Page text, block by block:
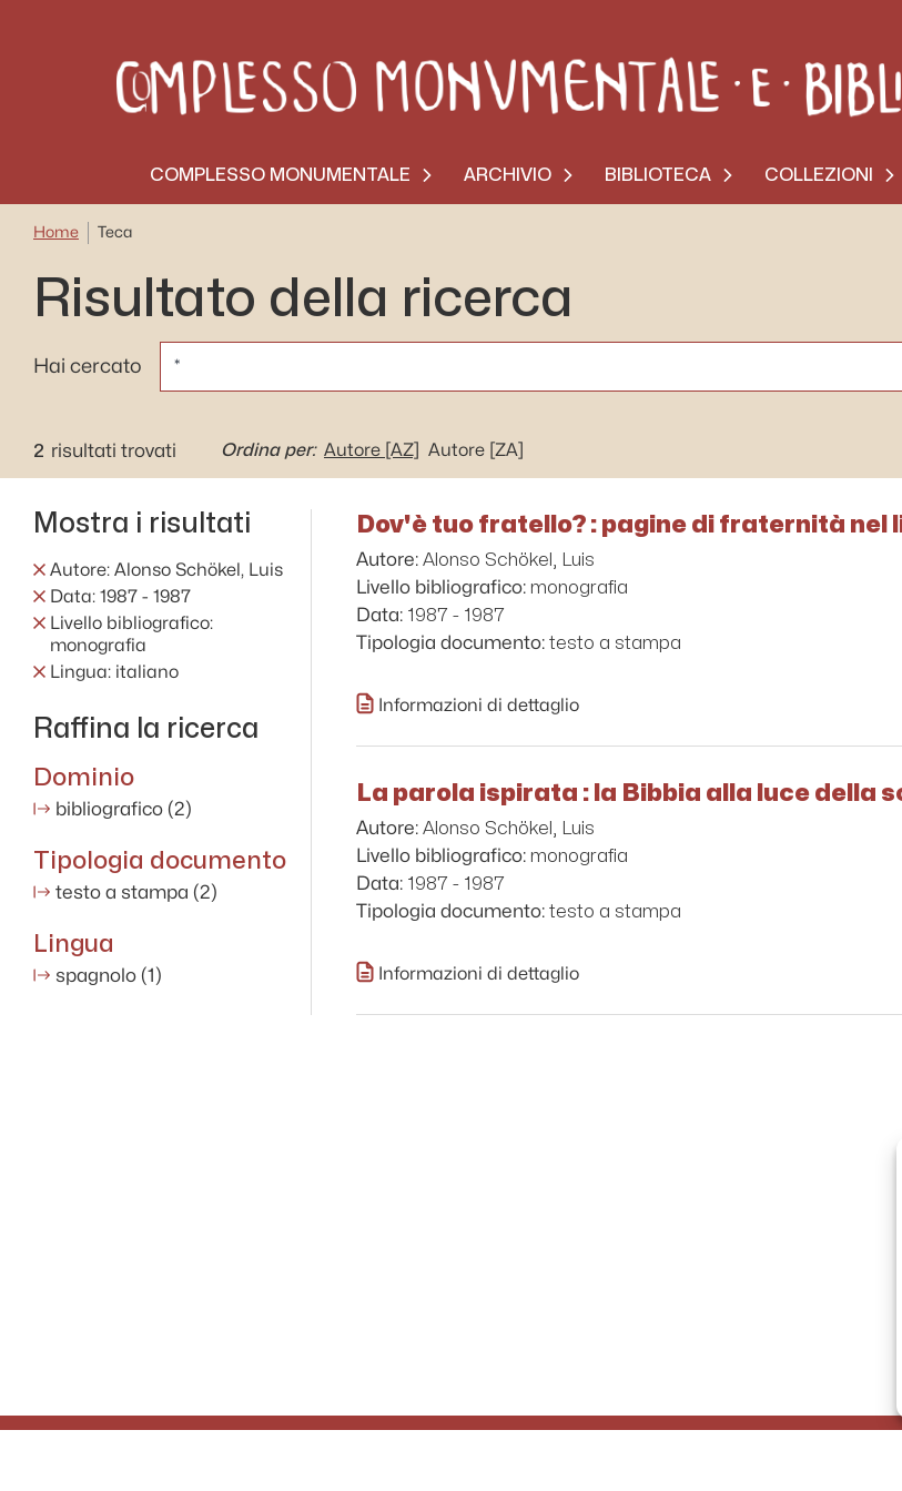
COMPLESSO MONUMENTALE ARCHIVIO BIBLIOTECA COLLEZIONI
Home Teca
Risultato della ricerca
Hai cercato
2 risultati trovati Ordina per: Autore [AZ] Autore [ZA]
Mostra i risultati
Autore: Alonso Schökel, Luis
Data: 1987 - 1987
Livello bibliografico:
monografia
Lingua: italiano
Raffina la ricerca
Dominio
bibliografico (2)
Tipologia documento
testo a stampa (2)
Lingua
spagnolo (1)
Dov'è tuo fratello? : pagine di fraternità nel
Autore: Alonso Schökel, Luis
Livello bibliografico: monografia
Data: 1987 - 1987
Tipologia documento: testo a stampa
Informazioni di dettaglio
La parola ispirata : la Bibbia alla luce della
Autore: Alonso Schökel, Luis
Livello bibliografico: monografia
Data: 1987 - 1987
Tipologia documento: testo a stampa
Informazioni di dettaglio